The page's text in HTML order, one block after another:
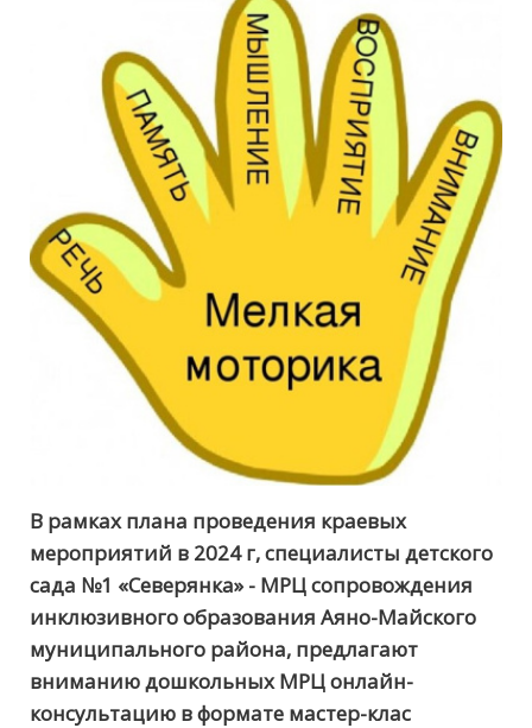
В рамках плана проведения краевых
мероприятий в 2024 г, специалисты детского
сада №1 «Северянка» - МРЦ сопровождения
инклюзивного образования Аяно-Майского
муниципального района, предлагают
вниманию дошкольных МРЦ онлайн-
консультацию в формате мастер-клас